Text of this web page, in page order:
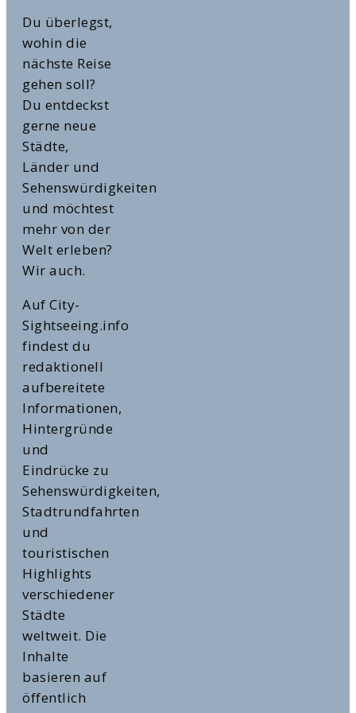
Du überlegst,
wohin die
nächste Reise
gehen soll?
Du entdeckst
gerne neue
Städte,
Länder und
Sehenswürdigkeiten
und möchtest
mehr von der
Welt erleben?
Wir auch.
Auf City-
Sightseeing.info
findest du
redaktionell
aufbereitete
Informationen,
Hintergründe
und
Eindrücke zu
Sehenswürdigkeiten,
Stadtrundfahrten
und
touristischen
Highlights
verschiedener
Städte
weltweit. Die
Inhalte
basieren auf
öffentlich